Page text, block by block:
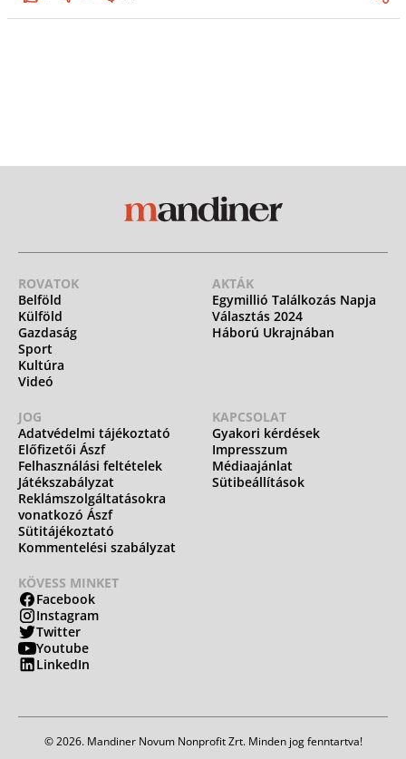
ROVATOK
Belföld
Külföld
Gazdaság
Sport
Kultúra
Videó
AKTÁK
Egymillió Találkozás Napja
Választás 2024
Háború Ukrajnában
JOG
Adatvédelmi tájékoztató
Előfizetői Ászf
Felhasználási feltételek
Játékszabályzat
Reklámszolgáltatásokra
vonatkozó Ászf
Sütitájékoztató
Kommentelési szabályzat
KAPCSOLAT
Gyakori kérdések
Impresszum
Médiaajánlat
Sütibeállítások
KÖVESS MINKET
Facebook
Instagram
Twitter
Youtube
LinkedIn
© 2026. Mandiner Novum Nonprofit Zrt. Minden jog fenntartva!